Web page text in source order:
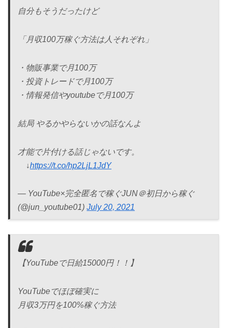
自分もそうだったけど
「月収100万稼ぐ方法は人それぞれ」
・物販事業で月100万
・投資トレードで月100万
・情報発信やyoutubeで月100万
結局 やるかやらないかの話なんよ
才能で片付ける話じゃないです。
↓https://t.co/hp2LjL1JdY
— YouTube×完全匿名で稼ぐJUN＠初日から稼ぐ
(@jun_youtube01) July 20, 2021
【YouTubeで日給15000円！！】
YouTubeでほぼ確実に
月収3万円を100%稼ぐ方法